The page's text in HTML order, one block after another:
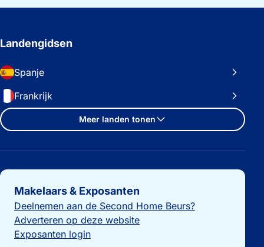
Landengidsen
Spanje
Frankrijk
Meer landen tonen
Belangrijke links
Makelaars & Exposanten
Deelnemen aan de Second Home Beurs?
Adverteren op deze website
Exposanten login